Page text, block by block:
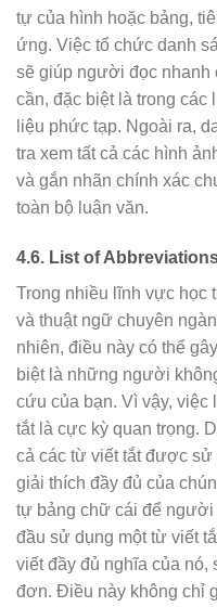
tự của hình hoặc bảng,
ứng. Việc tổ chức danh
sẽ giúp người đọc nhanh
cần, đặc biệt là trong các
liệu phức tạp. Ngoài ra,
tra xem tất cả các hình
và gắn nhãn chính xác
toàn bộ luận văn.
4.6. List of
Trong nhiều lĩnh vực học
và thuật ngữ chuyên
nhiên, điều này có thể
biệt là những người
cứu của bạn. Vì vậy, việc
tắt là cực kỳ quan trọng.
cả các từ viết tắt được sử
giải thích đầy đủ của
tự bảng chữ cái để người
đầu sử dụng một từ viết
viết đầy đủ nghĩa của nó,
đơn. Điều này không chỉ